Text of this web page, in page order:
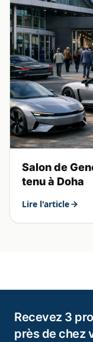
Salon de
tenu à Doha
Lire l'article
Recevez 3
près de chez